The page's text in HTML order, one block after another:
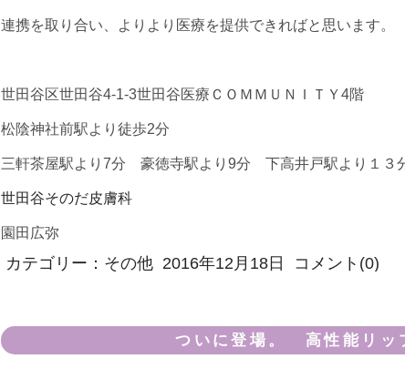
連携を取り合い、よりより医療を提供できればと思います。
世田谷区世田谷4-1-3世田谷医療ＣＯＭＭＵＮＩＴＹ4階
松陰神社前駅より徒歩2分
三軒茶屋駅より7分 豪徳寺駅より9分 下高井戸駅より１３
世田谷そのだ皮膚科
園田広弥
カテゴリー： その他 2016年12月18日 コメント(0)
ついに登場。 高性能リッ